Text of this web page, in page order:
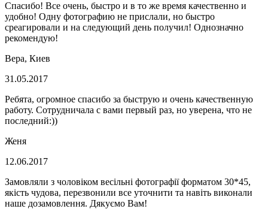
Спасибо! Все очень, быстро и в то же время качественно и
удобно! Одну фотографию не прислали, но быстро
среагировали и на следующий день получил! Однозначно
рекомендую!
Вера, Киев
31.05.2017
Ребята, огромное спасибо за быструю и очень качественную
работу. Сотрудничала с вами первый раз, но уверена, что не
последний:))
Женя
12.06.2017
Замовляли з чоловіком весільні фотографії форматом 30*45,
якість чудова, перезвонили все уточнити та навіть виконали
наше дозамовлення. Дякуємо Вам!